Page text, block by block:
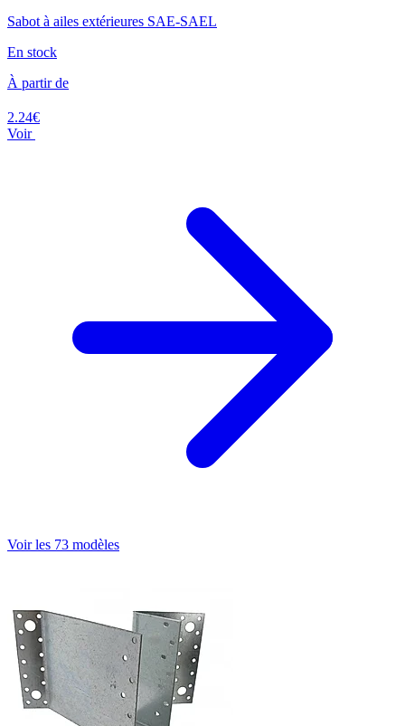
Sabot à ailes extérieures SAE-SAEL
En stock
À partir de
2.24€
Voir
Voir les 73 modèles